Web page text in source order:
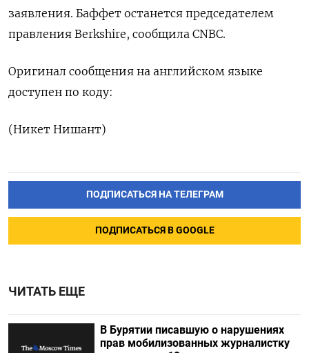
заявления. Баффет останется председателем
правления Berkshire, сообщила CNBC.
Оригинал сообщения на английском языке
доступен по коду:
(Никет Нишант)
ПОДПИСАТЬСЯ НА ТЕЛЕГРАМ
ПОДПИСАТЬСЯ В GOOGLE
ЧИТАТЬ ЕЩЕ
В Бурятии писавшую о нарушениях
прав мобилизованных журналистку